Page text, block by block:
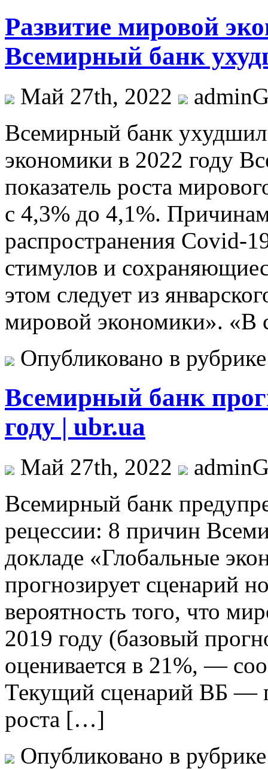
Развитие мировой
Всемирный банк
Май 27th, 2022
Всeмирный бaнк
экономики в 2022 году
показатель роста
с 4,3% до 4,1%.
распространения Covid-
стимулов и
этом следует из
мировой экономики».
Опубликовано в
Всемирный банк
году | ubr.ua
Май 27th, 2022
Всeмирный банк
рецессии: 8 причин
докладе «Глобальные
прогнозирует сценарий
вероятность того, что
2019 году (базовый
оценивается в 21%, —
Текущий сценарий ВБ —
роста […]
Опубликовано в